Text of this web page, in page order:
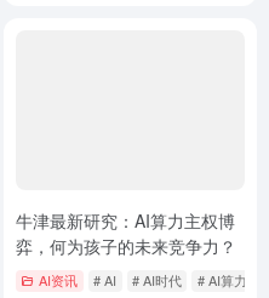
牛津最新研究：AI算力主权博
弈，何为孩子的未来竞争力？
AI资讯 # AI # AI时代 # AI算力